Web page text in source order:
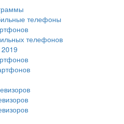
телефоны
телефонов